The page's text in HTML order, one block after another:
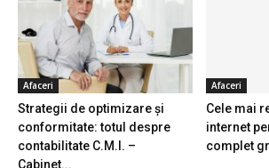
Afaceri
Strategii de optimizare și
conformitate: totul despre
contabilitate C.M.I. –
Cabinet...
Afaceri
Cele mai
internet
complet